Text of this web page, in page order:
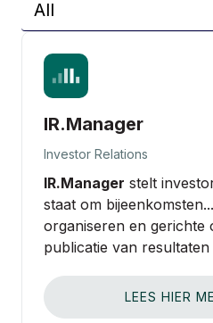
IR.Manager
Investor Relations
IR.Manager stelt
staat om
organiseren en gerichte
publicatie van
LEES HIER